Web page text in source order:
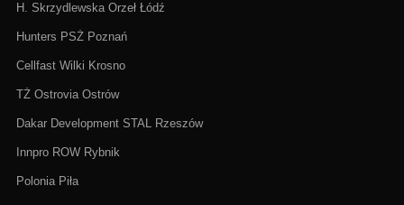
H. Skrzydlewska Orzeł Łódź
Hunters PSŻ Poznań
Cellfast Wilki Krosno
TŻ Ostrovia Ostrów
Dakar Development STAL Rzeszów
Innpro ROW Rybnik
Polonia Piła